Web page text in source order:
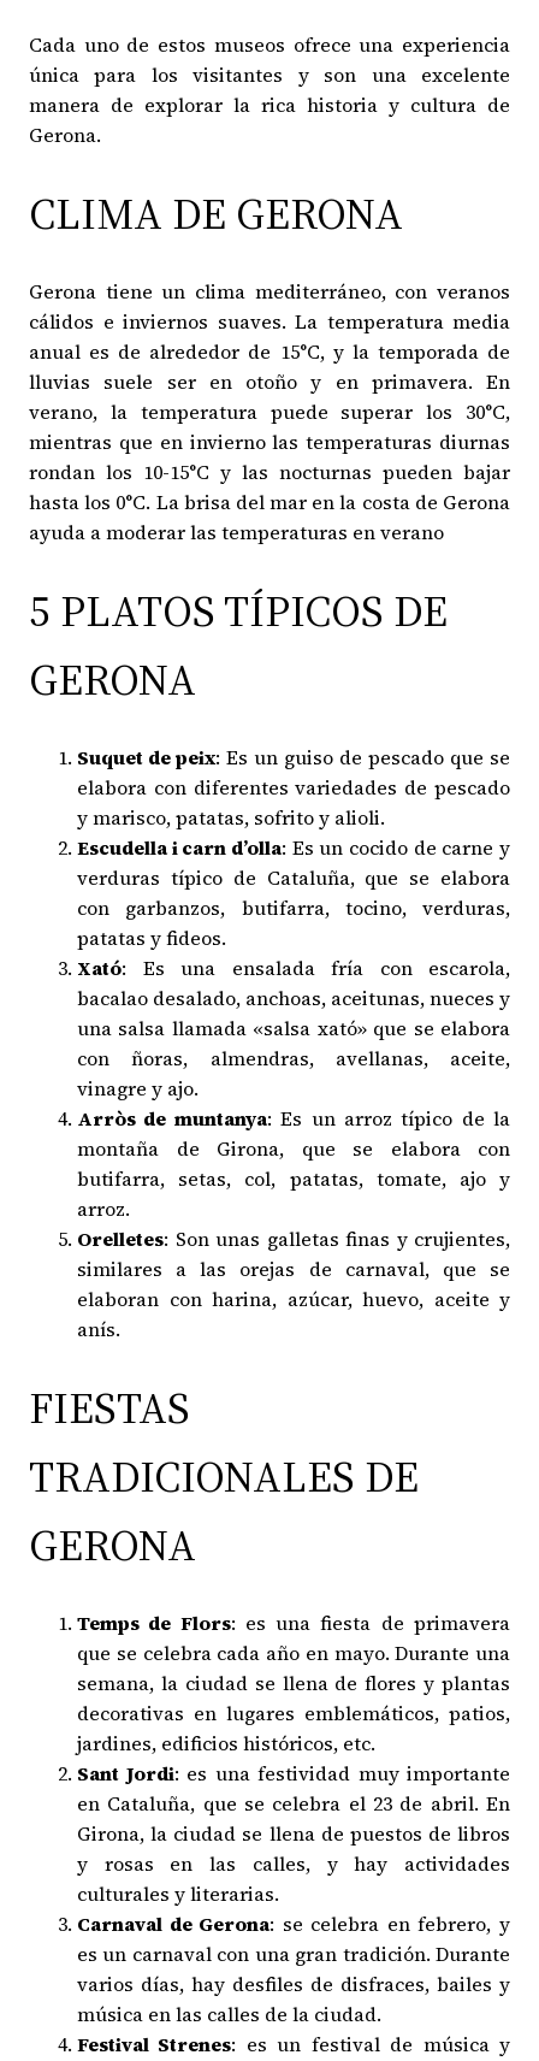
Cada uno de estos museos ofrece una experiencia
única para los visitantes y son una excelente
manera de explorar la rica historia y cultura de
Gerona.
CLIMA DE GERONA
Gerona tiene un clima mediterráneo, con veranos
cálidos e inviernos suaves. La temperatura media
anual es de alrededor de 15°C, y la temporada de
lluvias suele ser en otoño y en primavera. En
verano, la temperatura puede superar los 30°C,
mientras que en invierno las temperaturas diurnas
rondan los 10-15°C y las nocturnas pueden bajar
hasta los 0°C. La brisa del mar en la costa de Gerona
ayuda a moderar las temperaturas en verano
5 PLATOS TÍPICOS DE
GERONA
Suquet de peix: Es un guiso de pescado que se
elabora con diferentes variedades de pescado
y marisco, patatas, sofrito y alioli.
Escudella i carn d’olla: Es un cocido de carne y
verduras típico de Cataluña, que se elabora
con garbanzos, butifarra, tocino, verduras,
patatas y fideos.
Xató: Es una ensalada fría con escarola,
bacalao desalado, anchoas, aceitunas, nueces y
una salsa llamada «salsa xató» que se elabora
con ñoras, almendras, avellanas, aceite,
vinagre y ajo.
Arròs de muntanya: Es un arroz típico de la
montaña de Girona, que se elabora con
butifarra, setas, col, patatas, tomate, ajo y
arroz.
Orelletes: Son unas galletas finas y crujientes,
similares a las orejas de carnaval, que se
elaboran con harina, azúcar, huevo, aceite y
anís.
FIESTAS
TRADICIONALES DE
GERONA
Temps de Flors: es una fiesta de primavera
que se celebra cada año en mayo. Durante una
semana, la ciudad se llena de flores y plantas
decorativas en lugares emblemáticos, patios,
jardines, edificios históricos, etc.
Sant Jordi: es una festividad muy importante
en Cataluña, que se celebra el 23 de abril. En
Girona, la ciudad se llena de puestos de libros
y rosas en las calles, y hay actividades
culturales y literarias.
Carnaval de Gerona: se celebra en febrero, y
es un carnaval con una gran tradición. Durante
varios días, hay desfiles de disfraces, bailes y
música en las calles de la ciudad.
Festival Strenes: es un festival de música y